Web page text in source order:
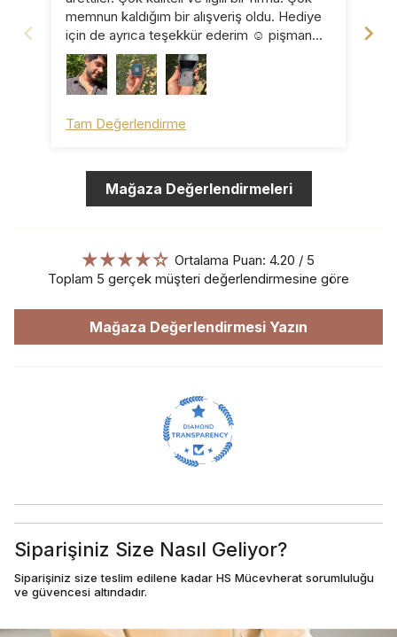
memnun kaldığım bir alışveriş oldu. Hediye
için de ayrıca teşekkür ederim ☺️ pişman
olmazsınız ☺️
Tam Değerlendirme
Mağaza Değerlendirmeleri
Ortalama Puan: 4.20 / 5
Toplam 5 gerçek müşteri değerlendirmesine göre
Mağaza Değerlendirmesi Yazın
Siparişiniz Size Nasıl Geliyor?
Siparişiniz size teslim edilene kadar HS Mücevherat sorumluluğu
ve güvencesi altındadır.